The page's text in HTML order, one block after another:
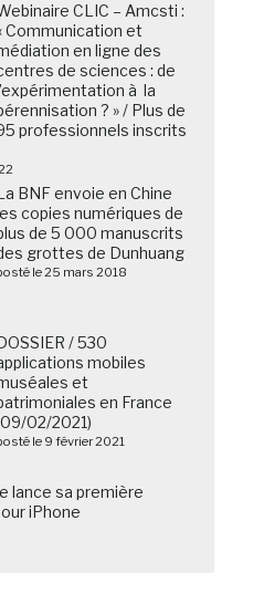
CLIC – Amcsti :
Communication et
en ligne des
de sciences : de
à la
? » / Plus de
professionnels inscrits
BNF envoie en Chine
copies numériques de
de 5 000 manuscrits
grottes de Dunhuang
le 25 mars 2018
/ 530
mobiles
et
en France
02/2021)
le 9 février 2021
lance sa première
iPhone